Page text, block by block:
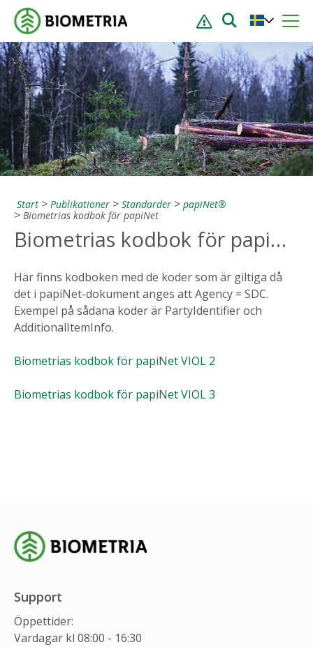
Start Publikationer Standarder
papiNet®
Biometrias kodbok för papiNet
Biometrias kodbok för papiNet
Här finns kodboken med de koder som är giltiga då
det i papiNet-dokument anges att Agency = SDC.
Exempel på sådana koder är PartyIdentifier och
AdditionalItemInfo.
Biometrias kodbok för papiNet VIOL 2
Biometrias kodbok för papiNet VIOL 3
Support
Öppettider:
Vardagar kl 08:00 - 16:30